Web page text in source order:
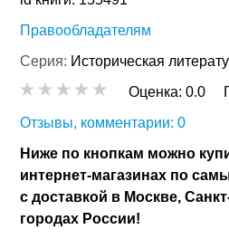
Правообладателям
Серия: Историческая
Оценка:0.0
Отзывы, комментарии: 0
Ниже по кнопкам можно
интернет-магазинах по
с доставкой в Москве,
городах России!